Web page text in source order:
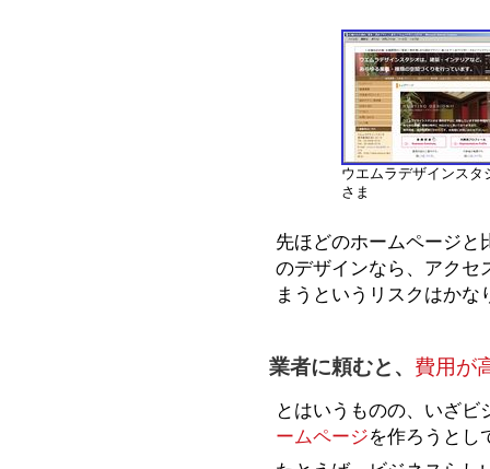
ウエムラデザインスタ
さま
先ほどのホームページと
のデザインなら、アクセ
まうというリスクはかな
業者に頼むと、 費用が
とはいうものの、いざビ
ームページを作ろうとし